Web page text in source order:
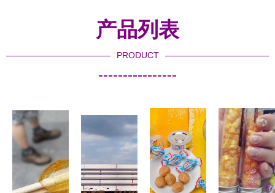
产品列表
PRODUCT
----------------